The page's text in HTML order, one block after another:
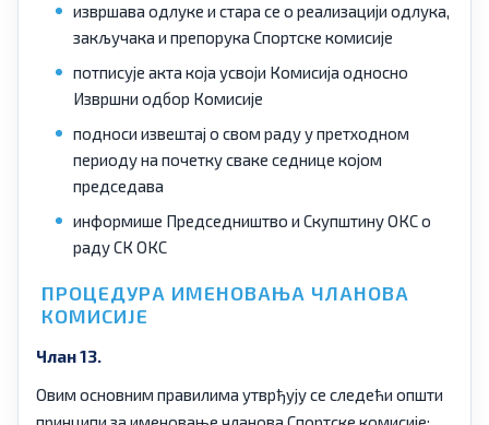
извршава одлуке и стара се о реализацији одлука,
закључака и препорука Спортске комисије
потписује акта која усвоји Комисија односно
Извршни одбор Комисије
подноси извештај о свом раду у претходном
периоду на почетку сваке седнице којом
председава
информише Председништво и Скупштину ОКС о
раду СК ОКС
ПРОЦЕДУРА ИМЕНОВАЊА ЧЛАНОВА
КОМИСИЈЕ
Члан 13.
Овим основним правилима утврђују се следећи општи